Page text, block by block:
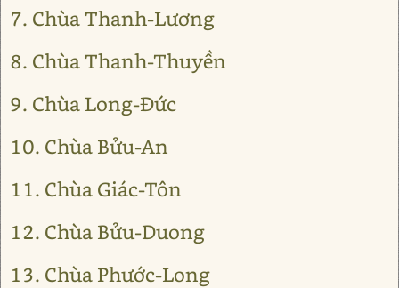
7. Chùa Thanh-Lương
8. Chùa Thanh-Thuyền
9. Chùa Long-Đức
10. Chùa Bửu-An
11. Chùa Giác-Tôn
12. Chùa Bửu-Duong
13. Chùa Phước-Long